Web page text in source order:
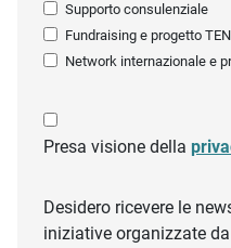
Supporto consulenziale
Fundraising e progetto
Network internazionale e
Presa visione della
Desidero ricevere le
iniziative organizzate da